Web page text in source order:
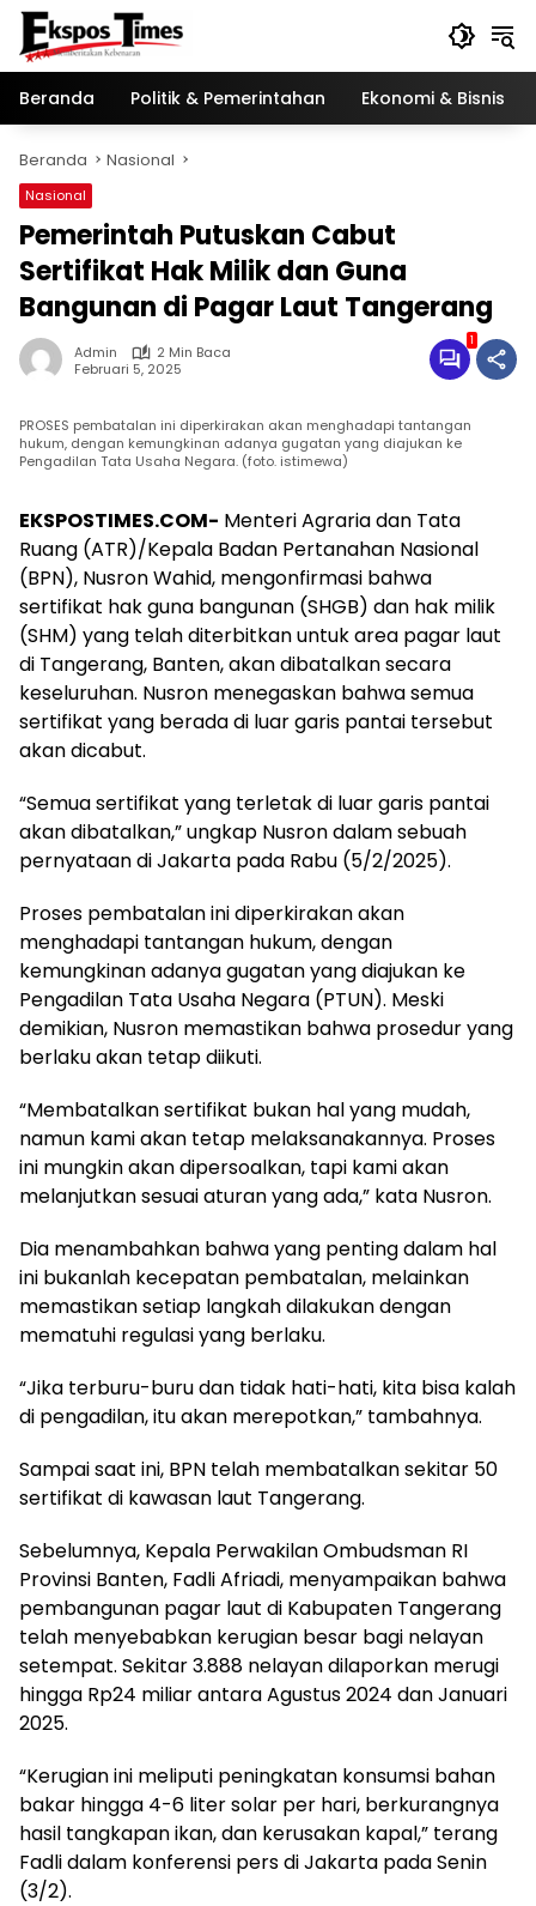
Langsung
konten
Beranda
Politik & Pemerintahan Ekonomi & Bisnis
Beranda Nasional
Nasional
Pemerintah Putuskan Cabut
Sertifikat Hak Milik dan Guna
Bangunan di Pagar Laut Tangerang
Admin
2 Min Baca
Februari 5, 2025
1
PROSES pembatalan ini diperkirakan akan menghadapi tantangan
hukum, dengan kemungkinan adanya gugatan yang diajukan ke
Pengadilan Tata Usaha Negara. (foto. istimewa)
EKSPOSTIMES.COM- Menteri Agraria dan Tata
Ruang (ATR)/Kepala Badan Pertanahan Nasional
(BPN), Nusron Wahid, mengonfirmasi bahwa
sertifikat hak guna bangunan (SHGB) dan hak milik
(SHM) yang telah diterbitkan untuk area pagar laut
di Tangerang, Banten, akan dibatalkan secara
keseluruhan. Nusron menegaskan bahwa semua
sertifikat yang berada di luar garis pantai tersebut
akan dicabut.
“Semua sertifikat yang terletak di luar garis pantai
akan dibatalkan,” ungkap Nusron dalam sebuah
pernyataan di Jakarta pada Rabu (5/2/2025).
Proses pembatalan ini diperkirakan akan
menghadapi tantangan hukum, dengan
kemungkinan adanya gugatan yang diajukan ke
Pengadilan Tata Usaha Negara (PTUN). Meski
demikian, Nusron memastikan bahwa prosedur yang
berlaku akan tetap diikuti.
“Membatalkan sertifikat bukan hal yang mudah,
namun kami akan tetap melaksanakannya. Proses
ini mungkin akan dipersoalkan, tapi kami akan
melanjutkan sesuai aturan yang ada,” kata Nusron.
Dia menambahkan bahwa yang penting dalam hal
ini bukanlah kecepatan pembatalan, melainkan
memastikan setiap langkah dilakukan dengan
mematuhi regulasi yang berlaku.
“Jika terburu-buru dan tidak hati-hati, kita bisa kalah
di pengadilan, itu akan merepotkan,” tambahnya.
Sampai saat ini, BPN telah membatalkan sekitar 50
sertifikat di kawasan laut Tangerang.
Sebelumnya, Kepala Perwakilan Ombudsman RI
Provinsi Banten, Fadli Afriadi, menyampaikan bahwa
pembangunan pagar laut di Kabupaten Tangerang
telah menyebabkan kerugian besar bagi nelayan
setempat. Sekitar 3.888 nelayan dilaporkan merugi
hingga Rp24 miliar antara Agustus 2024 dan Januari
2025.
“Kerugian ini meliputi peningkatan konsumsi bahan
bakar hingga 4-6 liter solar per hari, berkurangnya
hasil tangkapan ikan, dan kerusakan kapal,” terang
Fadli dalam konferensi pers di Jakarta pada Senin
(3/2).